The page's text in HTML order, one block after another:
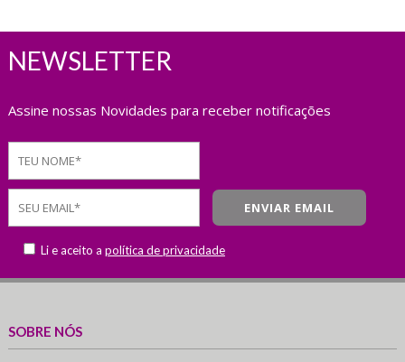
NEWSLETTER
Assine nossas Novidades para receber notificações
Li e aceito a política de privacidade
SOBRE NÓS